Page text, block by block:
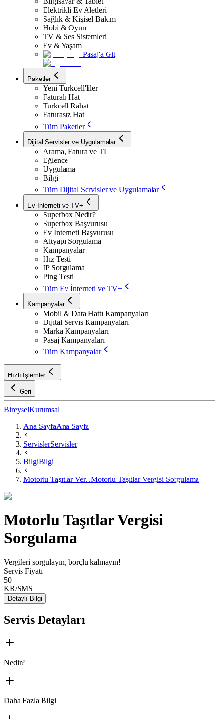
Elektrikli Ev Aletleri
Sağlık & Kişisel Bakım
Hobi & Oyun
TV & Ses Sistemleri
Ev & Yaşam
Pasaj'a Git
Paketler
Yeni Turkcell'liler
Faturalı Hat
Turkcell Rahat
Faturasız Hat
Tüm Paketler
Dijital Servisler ve Uygulamalar
Arama, Fatura ve TL
Eğlence
Uygulama
Bilgi
Tüm Dijital Servisler ve Uygulamalar
Ev İnterneti ve TV+
Superbox Nedir?
Superbox Başvurusu
Ev İnterneti Başvurusu
Altyapı Sorgulama
Kampanyalar
Hız Testi
IP Sorgulama
Ping Testi
Tüm Ev İnterneti ve TV+
Kampanyalar
Mobil & Data Hattı Kampanyaları
Dijital Servis Kampanyaları
Marka Kampanyaları
Pasaj Kampanyaları
Tüm Kampanyalar
Hızlı İşlemler
Geri
BireyselKurumsal
Ana SayfaAna Sayfa
ServislerServisler
BilgiBilgi
Motorlu Taşıtlar Ver...Motorlu Taşıtlar Vergisi Sorgulama
Motorlu Taşıtlar Vergisi
Sorgulama
Vergileri sorgulayın, borçlu kalmayın!
Servis Fiyatı
50
KR/SMS
Detaylı Bilgi
Servis Detayları
Nedir?
Daha Fazla Bilgi